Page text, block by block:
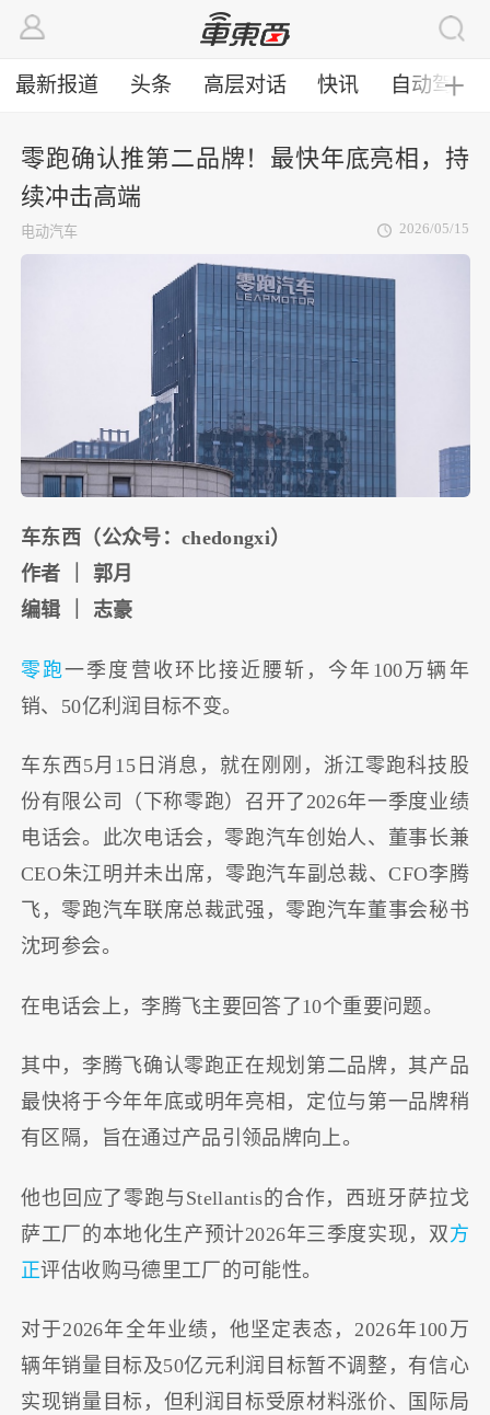
最新报道 头条 高层对话 快讯 自动驾驶
╋
零跑确认推第二品牌！最快年底亮相，持
续冲击高端
电动汽车 2026/05/15
车东西（公众号：chedongxi）
作者 ｜ 郭月
编辑 ｜ 志豪
零跑一季度营收环比接近腰斩，今年100万辆年
销、50亿利润目标不变。
车东西5月15日消息，就在刚刚，浙江零跑科技股
份有限公司（下称零跑）召开了2026年一季度业绩
电话会。此次电话会，零跑汽车创始人、董事长兼
CEO朱江明并未出席，零跑汽车副总裁、CFO李腾
飞，零跑汽车联席总裁武强，零跑汽车董事会秘书
沈珂参会。
在电话会上，李腾飞主要回答了10个重要问题。
其中，李腾飞确认零跑正在规划第二品牌，其产品
最快将于今年年底或明年亮相，定位与第一品牌稍
有区隔，旨在通过产品引领品牌向上。
他也回应了零跑与Stellantis的合作，西班牙萨拉戈
萨工厂的本地化生产预计2026年三季度实现，双方
正评估收购马德里工厂的可能性。
对于2026年全年业绩，他坚定表态，2026年100万
辆年销量目标及50亿元利润目标暂不调整，有信心
实现销量目标，但利润目标受原材料涨价、国际局